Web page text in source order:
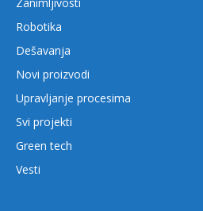
Robotika
Dešavanja
Novi proizvodi
Upravljanje procesima
Svi projekti
Green tech
Vesti